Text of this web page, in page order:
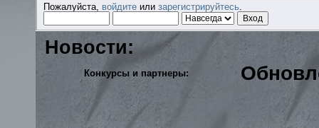
Пожалуйста, войдите илизарегистрируйтесь
Новости:
Конкурсы и партнеры: